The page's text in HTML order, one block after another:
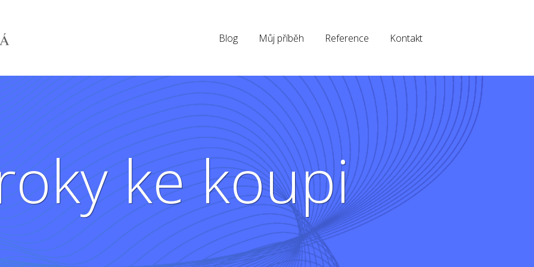
Blog Můj příběh Reference Kontakt
ke koupi